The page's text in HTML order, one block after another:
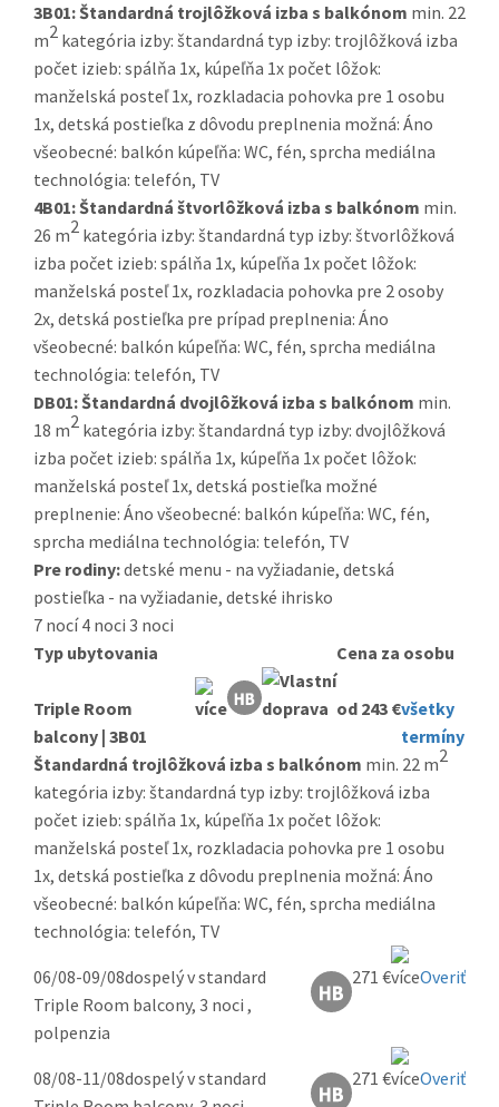
3B01:Štandardná trojlôžková izba s balkónom min. 22
m2 kategória izby: štandardná typ izby: trojlôžková izba
počet izieb: spálňa 1x, kúpeľňa 1x počet lôžok:
manželská posteľ 1x, rozkladacia pohovka pre 1 osobu
1x, detská postieľka z dôvodu preplnenia možná: Áno
všeobecné: balkón kúpeľňa: WC, fén, sprcha mediálna
technológia: telefón, TV
4B01:Štandardná štvorlôžková izba s balkónom min.
26 m2 kategória izby: štandardná typ izby: štvorlôžková
izba počet izieb: spálňa 1x, kúpeľňa 1x počet lôžok:
manželská posteľ 1x, rozkladacia pohovka pre 2 osoby
2x, detská postieľka pre prípad preplnenia: Áno
všeobecné: balkón kúpeľňa: WC, fén, sprcha mediálna
technológia: telefón, TV
DB01:Štandardná dvojlôžková izba s balkónom min.
18 m2 kategória izby: štandardná typ izby: dvojlôžková
izba počet izieb: spálňa 1x, kúpeľňa 1x počet lôžok:
manželská posteľ 1x, detská postieľka možné
preplnenie: Áno všeobecné: balkón kúpeľňa: WC, fén,
sprcha mediálna technológia: telefón, TV
Pre rodiny:detské menu - na vyžiadanie, detská
postieľka - na vyžiadanie, detské ihrisko
7 nocí4 noci 3 noci
Typ ubytovania
Cena za osobu
Triple Room
balcony | 3B01
od 243 €všetky
termíny
Štandardná trojlôžková izba s balkónom min. 22 m2
kategória izby: štandardná typ izby: trojlôžková izba
počet izieb: spálňa 1x, kúpeľňa 1x počet lôžok:
manželská posteľ 1x, rozkladacia pohovka pre 1 osobu
1x, detská postieľka z dôvodu preplnenia možná: Áno
všeobecné: balkón kúpeľňa: WC, fén, sprcha mediálna
technológia: telefón, TV
06/08-09/08dospelý v standard
Triple Room balcony, 3 noci ,
polpenzia
271 € Overiť
08/08-11/08dospelý v standard
271 € Overiť